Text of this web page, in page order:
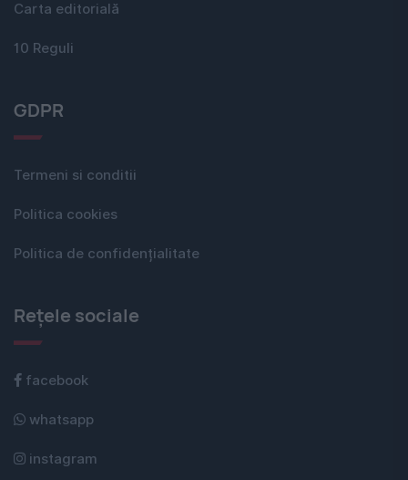
Carta editorială
10 Reguli
GDPR
Termeni si conditii
Politica cookies
Politica de confidențialitate
Rețele sociale
facebook
whatsapp
instagram